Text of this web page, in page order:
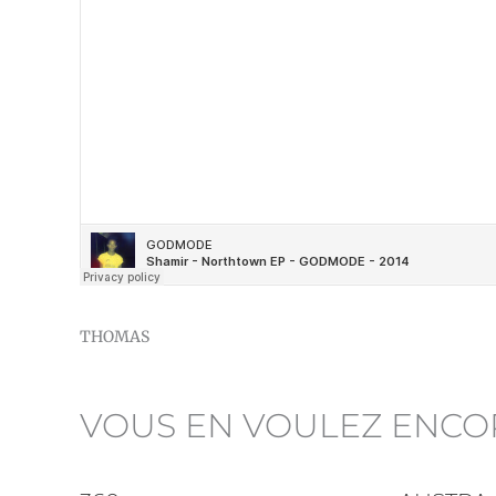
THOMAS
VOUS EN VOULEZ